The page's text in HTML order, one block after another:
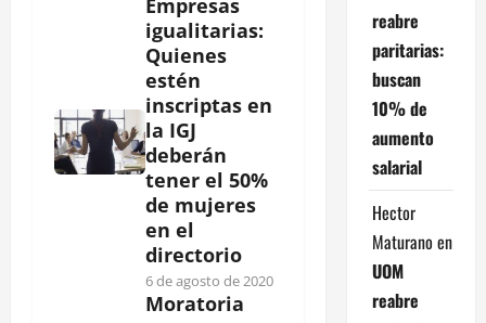
Empresas
igualitarias:
Quienes
estén
inscriptas en
la IGJ
deberán
tener el 50%
de mujeres
en el
directorio
6 de agosto de 2020
Moratoria
reabre
paritarias:
buscan
10% de
aumento
salarial
Hector
Maturano en
UOM
reabre